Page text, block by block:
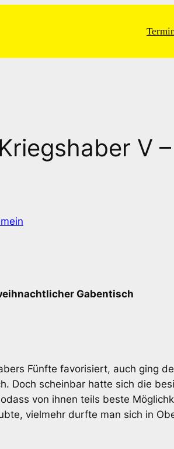
V
Gabentisch
Fünfte favorisiert, auch ging
Doch scheinbar hatte sich die
von ihnen teils beste
vielmehr durfte man sich in